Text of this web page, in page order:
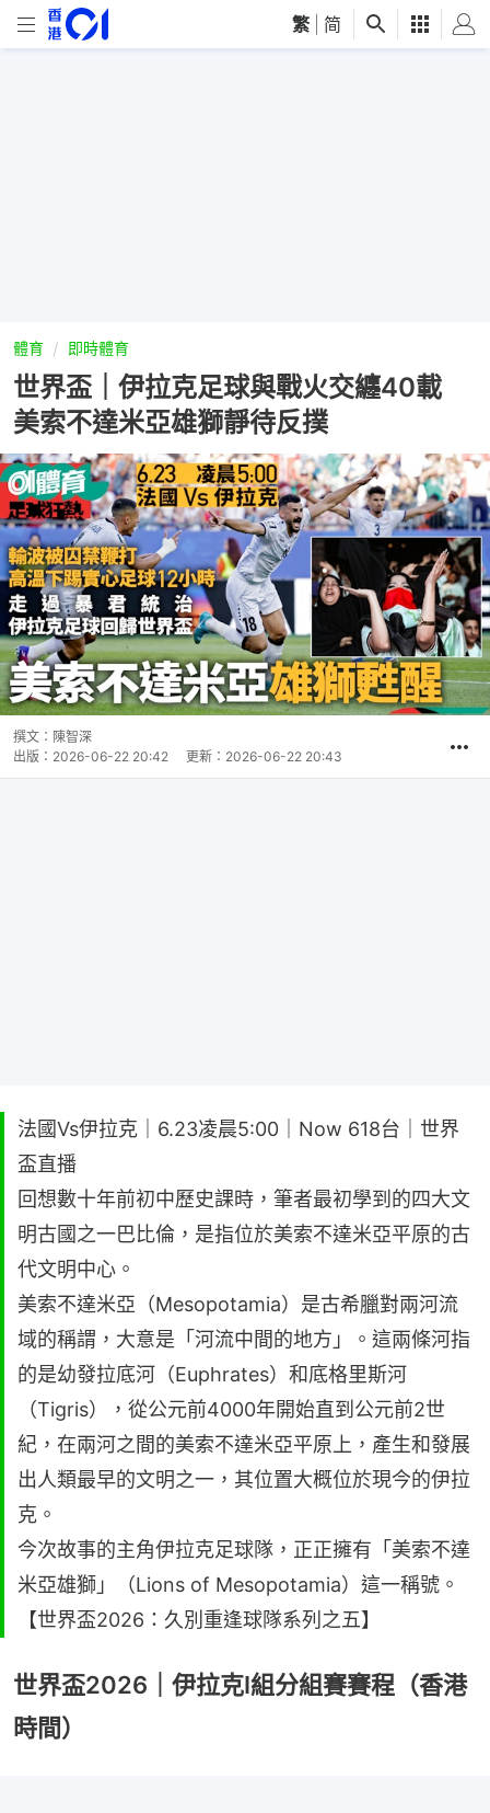
繁 简
體育 即時體育
世界盃｜伊拉克足球與戰火交纏40載
美索不達米亞雄獅靜待反撲
撰文： 陳智深
出版： 2026-06-22 20:42 更新： 2026-06-22 20:43
法國Vs伊拉克｜6.23凌晨5:00｜Now 618台｜世界
盃直播
回想數十年前初中歷史課時，筆者最初學到的四大文
明古國之一巴比倫，是指位於美索不達米亞平原的古
代文明中心。
美索不達米亞（Mesopotamia）是古希臘對兩河流
域的稱謂，大意是「河流中間的地方」。這兩條河指
的是幼發拉底河（Euphrates）和底格里斯河
（Tigris），從公元前4000年開始直到公元前2世
紀，在兩河之間的美索不達米亞平原上，產生和發展
出人類最早的文明之一，其位置大概位於現今的伊拉
克。
今次故事的主角伊拉克足球隊，正正擁有「美索不達
米亞雄獅」（Lions of Mesopotamia）這一稱號。
【世界盃2026：久別重逢球隊系列之五】
世界盃2026｜伊拉克I組分組賽賽程（香港
時間）